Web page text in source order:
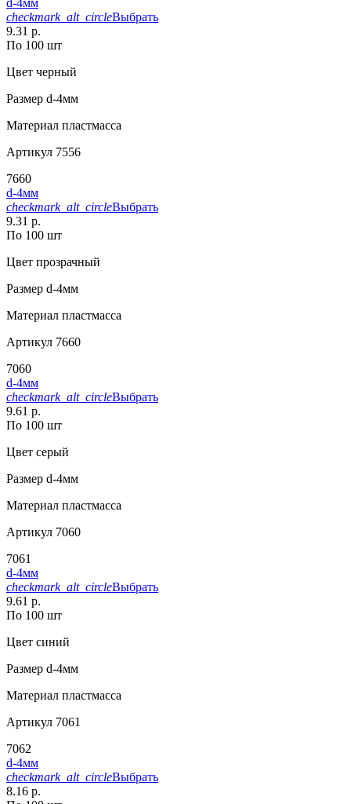
d-4мм
checkmark_alt_circleВыбрать
9.31 р.
По 100 шт
Цвет черный
Размер d-4мм
Материал пластмасса
Артикул 7556
7660
d-4мм
checkmark_alt_circleВыбрать
9.31 р.
По 100 шт
Цвет прозрачный
Размер d-4мм
Материал пластмасса
Артикул 7660
7060
d-4мм
checkmark_alt_circleВыбрать
9.61 р.
По 100 шт
Цвет серый
Размер d-4мм
Материал пластмасса
Артикул 7060
7061
d-4мм
checkmark_alt_circleВыбрать
9.61 р.
По 100 шт
Цвет синий
Размер d-4мм
Материал пластмасса
Артикул 7061
7062
d-4мм
checkmark_alt_circleВыбрать
8.16 р.